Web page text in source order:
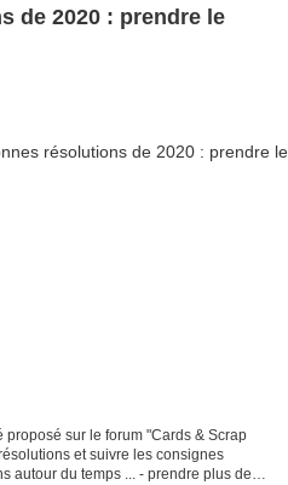
de 2020 : prendre le
sur le forum "Cards & Scrap
et suivre les consignes
autour du temps ... - prendre plus de